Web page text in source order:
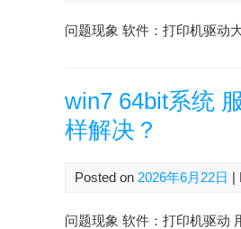
问题现象 软件：打印机驱动
win7 64bit系统
样解决？
Posted on 2026年6月22日 |
问题现象 软件：打印机驱动